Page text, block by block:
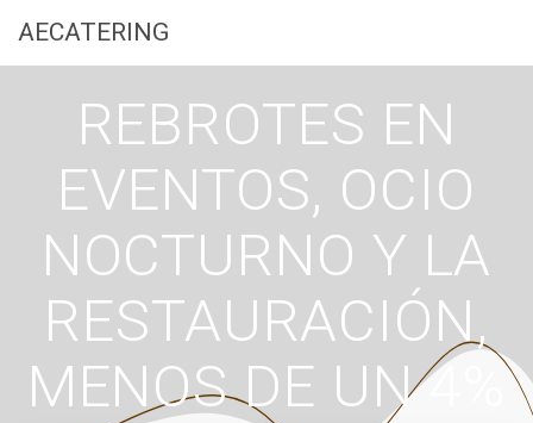
AECATERING
REBROTES EN
EVENTOS, OCIO
NOCTURNO Y LA
RESTAURACIÓN,
MENOS DE UN 4%